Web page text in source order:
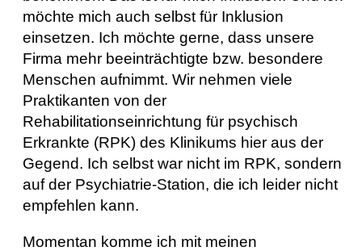
möchte mich auch selbst für Inklusion
einsetzen. Ich möchte gerne, dass unsere
Firma mehr beeinträchtigte bzw. besondere
Menschen aufnimmt. Wir nehmen viele
Praktikanten von der
Rehabilitationseinrichtung für psychisch
Erkrankte (RPK) des Klinikums hier aus der
Gegend. Ich selbst war nicht im RPK, sondern
auf der Psychiatrie-Station, die ich leider nicht
empfehlen kann.
Momentan komme ich mit meinen